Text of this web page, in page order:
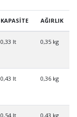
KAPASİTE AĞIRLIK
0,33 lt 0,35 kg
0,43 lt 0,36 kg
0,54 lt 0,43 kg